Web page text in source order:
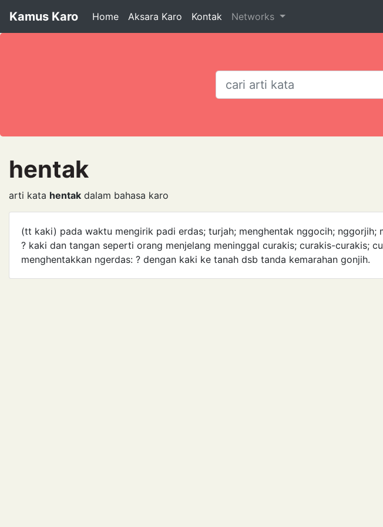
Kamus Karo Home Aksara Karo Kontak Networks
hentak
arti kata hentak dalam bahasa karo
(tt kaki) pada waktu mengirik padi erdas; turjah; menghentak nggocih; nggorjih;
? kaki dan tangan seperti orang menjelang meninggal curakis; curakis-curakis;
menghentakkan ngerdas: ? dengan kaki ke tanah dsb tanda kemarahan gonjih.